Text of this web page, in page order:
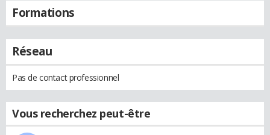
Formations
Réseau
Pas de contact professionnel
Vous recherchez peut-être